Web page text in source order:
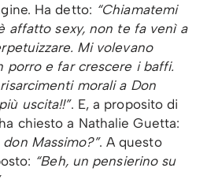
Ha detto: “Chiamatemi
affatto sexy, non te fa venì a
Mi volevano
porro e far crescere i baffi.
morali a Don
uscita!!”. E, a proposito di
chiesto a Nathalie Guetta:
Massimo?”. A questo
“Beh, un pensierino su